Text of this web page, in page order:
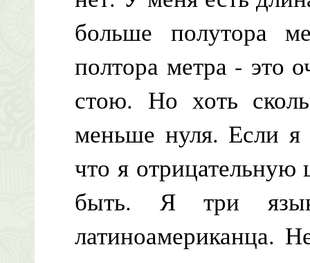
больше полутора
полтора метра - это
стою. Но хоть
меньше нуля. Если я
что я
быть. Я три
латиноамериканца.